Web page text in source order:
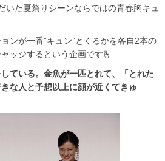
いた夏祭りシーンならではの青春胸キュ
ンが一番”キュン”とくるかを各自2本の
ッジするという企画です🫰
ている。金魚が一匹とれて、「とれた
な人と予想以上に顔が近くてきゅ